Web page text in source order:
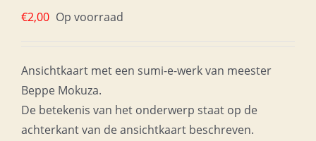
€2,00 Op voorraad
Ansichtkaart met een sumi-e-werk van meester
Beppe Mokuza.
De betekenis van het onderwerp staat op de
achterkant van de ansichtkaart beschreven.